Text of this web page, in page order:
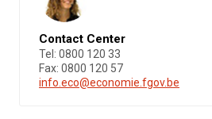
Contact Center
Tel: 0800 120 33
Fax: 0800 120 57
info.eco@economie.fgov.be